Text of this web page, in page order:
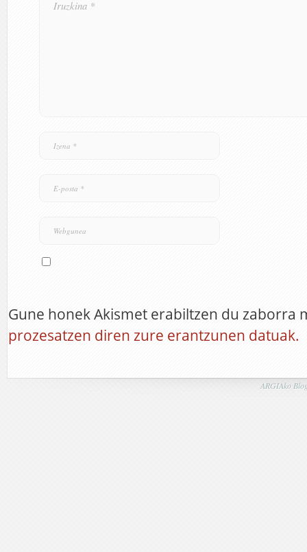
Gune honek Akismet erabiltzen du zaborra
prozesatzen diren zure erantzunen datuak.
ARGIAko